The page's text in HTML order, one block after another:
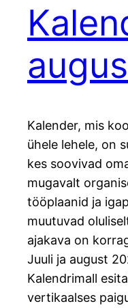
Kalender, mis
ühele lehele, on
kes soovivad
mugavalt
tööplaanid ja
muutuvad
ajakava on
Juuli ja august
Kalendrimall
vertikaalses